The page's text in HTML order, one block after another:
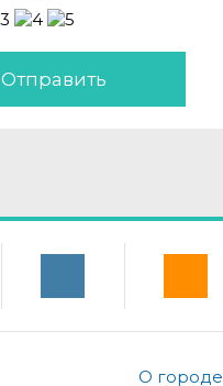
Отправить
О городе